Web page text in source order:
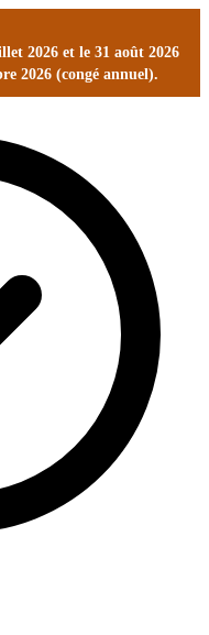
2026 et le 31 août 2026
2026 (congé annuel).